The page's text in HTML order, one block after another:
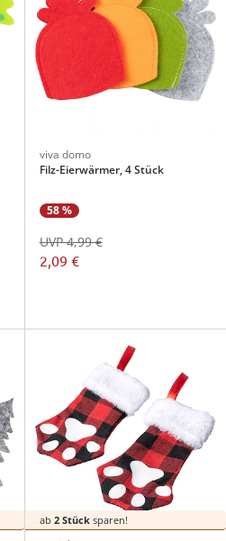
viva domo
Filz-Eierwärmer, 4 Stück
58 %
2,09 €
UVP 4,99 €
ab 2 Stücksparen!